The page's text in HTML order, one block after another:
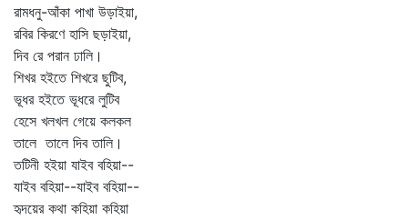
রামধনু-আঁকা পাখা উড়াইয়া,
রবির কিরণে হাসি ছড়াইয়া,
দিব রে পরান ঢালি।
শিখর হইতে শিখরে ছুটিব,
ভূধর হইতে ভূধরে লুটিব
হেসে খলখল গেয়ে কলকল
তালে তালে দিব তালি।
তটিনী হইয়া যাইব বহিয়া--
যাইব বহিয়া--যাইব বহিয়া--
হৃদয়ের কথা কহিয়া কহিয়া